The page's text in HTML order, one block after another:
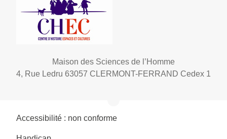
Maison des Sciences de l’Homme
4, Rue Ledru 63057 CLERMONT-FERRAND Cedex 1
Accessibilité : non conforme